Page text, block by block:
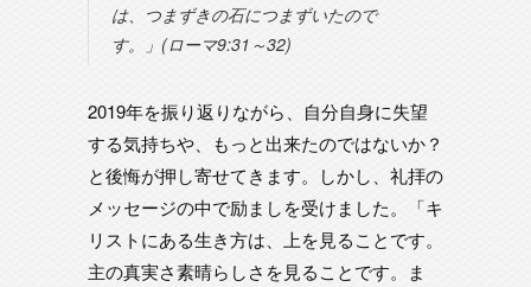
は、つまずきの石につまずいたので
す。」(ローマ9:31～32)
2019年を振り返りながら、自分自身に失望
する気持ちや、もっと出来たのではないか？
と後悔が押し寄せてきます。しかし、礼拝の
メッセージの中で励ましを受けました。「キ
リストにある生き方は、上を見ることです。
主の真実さ素晴らしさを見ることです。ま